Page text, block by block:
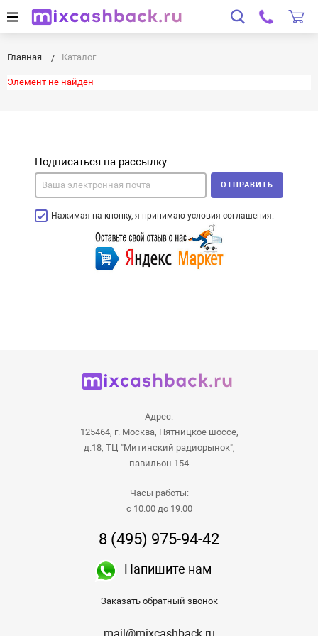
Главная Каталог
Элемент не найден
Подписаться на рассылку
Нажимая на кнопку, я принимаю условия соглашения.
ОТПРАВИТЬ
Адрес:
125464, г. Москва, Пятницкое шоссе,
д.18, ТЦ "Митинский радиорынок",
павильон 154
Часы работы:
с 10.00 до 19.00
8 (495) 975-94-42
Напишите нам
Заказать обратный звонок